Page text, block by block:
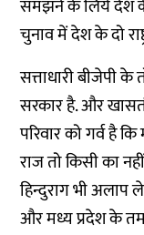
समझने के लिये देश के
चुनाव में देश के दो
सत्ताधारी बीजेपी के
सरकार है. और
परिवार को गर्व है
राज तो किसी का
हिन्दुराग भी
और मध्य प्रदेश के